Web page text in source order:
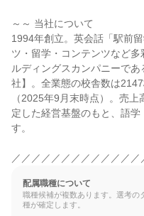
～～ 当社について
1994年創立。英会話「駅前
ツ・留学・コンテンツなど
ルディングスカンパニーで
社】。全業態の校舎数は
（2025年9月末時点）。売
定した経営基盤のもと、語
す。
／／／／／／／／／／／／／
配属職種について
職種候補が複数あります。選考の
種が確定します。